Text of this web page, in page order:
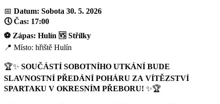
📅 Datum: Sobota 30. 5. 2026
🕔 Čas: 17:00
⚽ Zápas: Hulín 🆚 Střílky
📍 Místo: hřiště Hulín
🏆✨ SOUČÁSTÍ SOBOTNÍHO UTKÁNÍ BUDE
SLAVNOSTNÍ PŘEDÁNÍ POHÁRU ZA VÍTĚZSTVÍ
SPARTAKU V OKRESNÍM PŘEBORU! ✨🏆